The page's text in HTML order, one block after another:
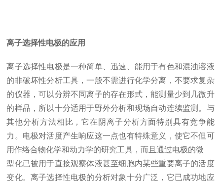
离子选择性电极的应用
离子选择性电极是一种简单、迅速、能用于有色和混浊溶液
的非破坏性分析工具，一般不需进行化学分离，不要求复杂
的仪器，可以分辨不同离子的存在形式，能测量少到几微升
的样品，所以十分适用于野外分析和现场自动连续监测。与
其他分析方法相比，它在阴离子分析方面特别具有竞争能
力。电极对活度产生响应这一点也有特殊意义，使它不但可
用作络合物化学和动力学的研究工具，而且通过电极的微
型化已被用于直接观察体液甚至细胞内某些重要离子的活度
变化。离子选择性电极的分析对象十分广泛，它已成功地应